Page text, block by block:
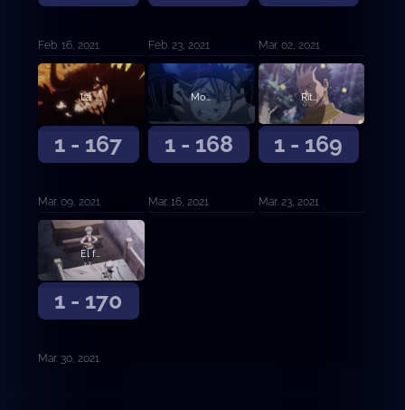
Feb. 16, 2021 Feb. 23, 2021 Mar. 02, 2021
1 - 167
La promesa negra
Mar. 09, 2021
1 - 168
Movimientos superiores
Mar. 16, 2021
1 - 169
Ritual de obediencia
Mar. 23, 2021
1 - 170
El futuro distante
Mar. 30, 2021